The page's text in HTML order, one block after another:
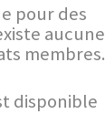
pour des
aucune
membres.
disponible